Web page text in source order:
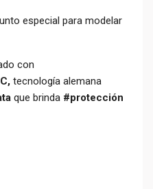
especial para modelar
con
tecnología alemana
que brinda #protección